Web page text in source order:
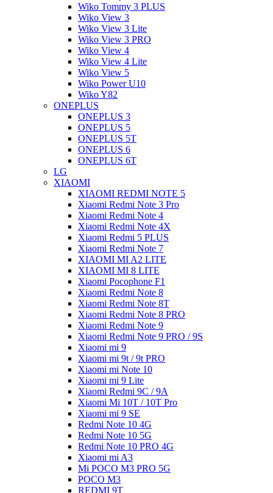
Wiko Tommy 3 PLUS
Wiko View 3
Wiko View 3 Lite
Wiko View 3 PRO
Wiko View 4
Wiko View 4 Lite
Wiko View 5
Wiko Power U10
Wiko Y82
ONEPLUS
ONEPLUS 3
ONEPLUS 5
ONEPLUS 5T
ONEPLUS 6
ONEPLUS 6T
LG
XIAOMI
XIAOMI REDMI NOTE 5
Xiaomi Redmi Note 3 Pro
Xiaomi Redmi Note 4
Xiaomi Redmi Note 4X
Xiaomi Redmi 5 PLUS
Xiaomi Redmi Note 7
XIAOMI MI A2 LITE
XIAOMI MI 8 LITE
Xiaomi Pocophone F1
Xiaomi Redmi Note 8
Xiaomi Redmi Note 8T
Xiaomi Redmi Note 8 PRO
Xiaomi Redmi Note 9
Xiaomi Redmi Note 9 PRO / 9S
Xiaomi mi 9
Xiaomi mi 9t / 9t PRO
Xiaomi mi Note 10
Xiaomi mi 9 Lite
Xiaomi Redmi 9C / 9A
Xiaomi Mi 10T / 10T Pro
Xiaomi mi 9 SE
Redmi Note 10 4G
Redmi Note 10 5G
Redmi Note 10 PRO 4G
Xiaomi mi A3
Mi POCO M3 PRO 5G
POCO M3
REDMI 9T